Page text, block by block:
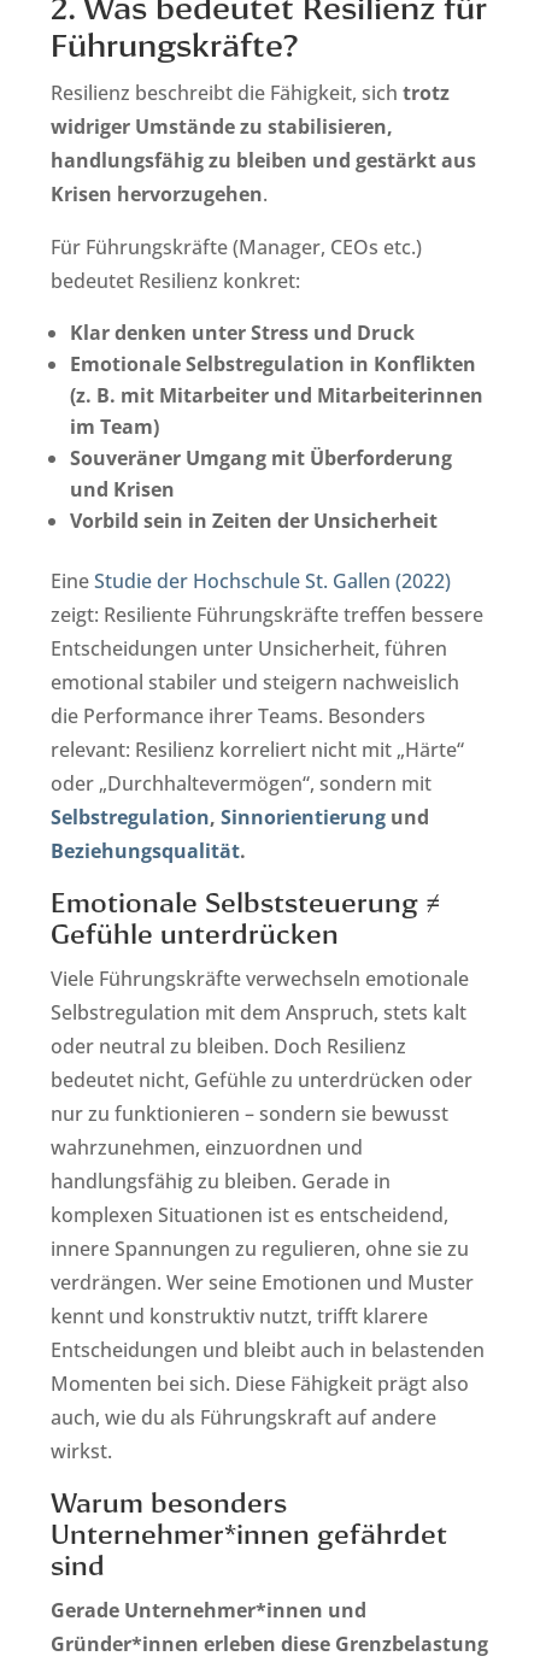
Führungskräfte?
Resilienz beschreibt die Fähigkeit, sichtrotz
widriger Umstände zu stabilisieren,
handlungsfähig zu bleiben und gestärkt aus
Krisen hervorzugehen.
Für Führungskräfte (Manager, CEOs etc.)
bedeutet Resilienz konkret:
Klar denken unter Stress und Druck
Emotionale Selbstregulation in Konflikten
(z. B. mit Mitarbeiter und Mitarbeiterinnen
im Team)
Souveräner Umgang mit Überforderung
und Krisen
Vorbild sein in Zeiten der Unsicherheit
EineStudie der Hochschule St. Gallen (2022)
zeigt: Resiliente Führungskräfte treffen bessere
Entscheidungen unter Unsicherheit, führen
emotional stabiler und steigern nachweislich
die Performance ihrer Teams. Besonders
relevant: Resilienz korreliert nicht mit „Härte“
oder „Durchhaltevermögen“, sondern mit
Selbstregulation,Sinnorientierung und
Beziehungsqualität.
Emotionale Selbststeuerung ≠
Gefühle unterdrücken
Viele Führungskräfte verwechseln emotionale
Selbstregulation mit dem Anspruch, stets kalt
oder neutral zu bleiben. Doch Resilienz
bedeutet nicht, Gefühle zu unterdrücken oder
nur zu funktionieren – sondern sie bewusst
wahrzunehmen, einzuordnen und
handlungsfähig zu bleiben. Gerade in
komplexen Situationen ist es entscheidend,
innere Spannungen zu regulieren, ohne sie zu
verdrängen. Wer seine Emotionen und Muster
kennt und konstruktiv nutzt, trifft klarere
Entscheidungen und bleibt auch in belastenden
Momenten bei sich. Diese Fähigkeit prägt also
auch, wie du als Führungskraft auf andere
wirkst.
Warum besonders
Unternehmer*innen gefährdet
sind
Gerade Unternehmer*innen und
Gründer*innen erleben diese Grenzbelastung